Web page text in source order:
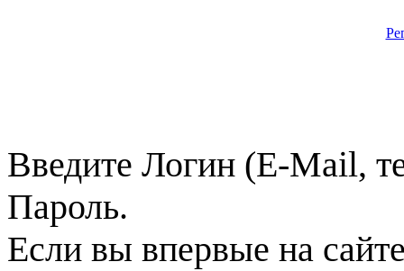
Введите Логин (E-Mail,
Пароль.
Если вы впервые на